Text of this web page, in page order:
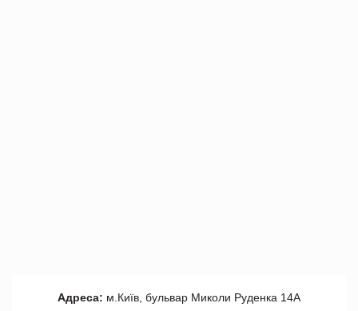
Адреса: м.Київ, бульвар Миколи Руденка 14А